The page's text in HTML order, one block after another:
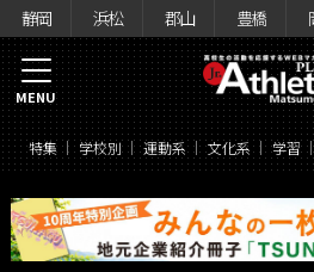
静岡 浜松 郡山 豊橋
特集 学校別 運動系 文化系 学習
MENU